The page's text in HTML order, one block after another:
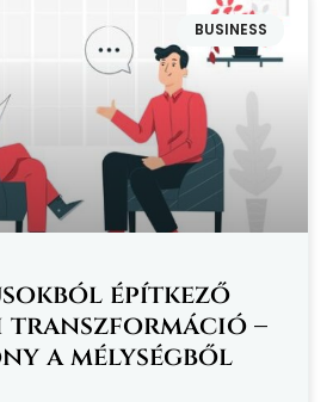
BUSINESS
építkező
transzformáció –
a mélységből